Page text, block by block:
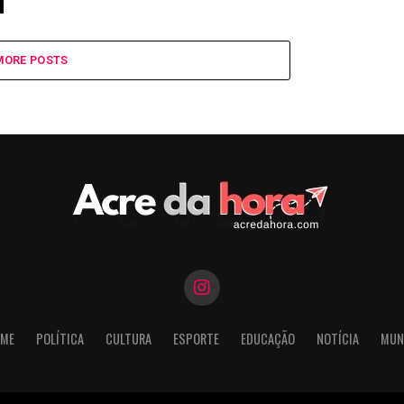
POSTS
POLÍTICA CULTURA ESPORTE EDUCAÇÃO NOTÍCIA